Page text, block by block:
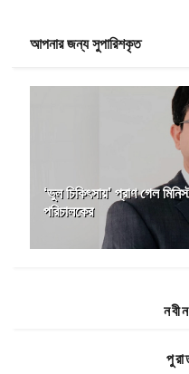
আপনার জন্য সুপারিশকৃত
‘ভুল চিকিৎসায়’ প্রাণ গেল
পরিচালকের